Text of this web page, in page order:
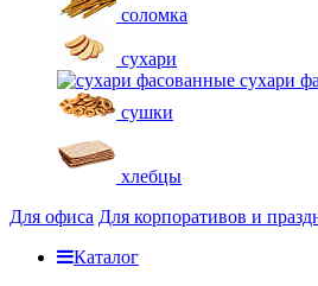
соломка
сухари
сухари
сушки
хлебцы
Для офиса Для корпоративов и
Каталог